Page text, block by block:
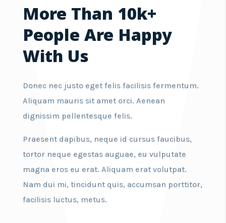
More Than 10k+
People Are Happy
With Us
Donec nec justo eget felis facilisis fermentum.
Aliquam mauris sit amet orci. Aenean
dignissim pellentesque felis.
Praesent dapibus, neque id cursus faucibus,
tortor neque egestas auguae, eu vulputate
magna eros eu erat. Aliquam erat volutpat.
Nam dui mi, tincidunt quis, accumsan porttitor,
facilisis luctus, metus.